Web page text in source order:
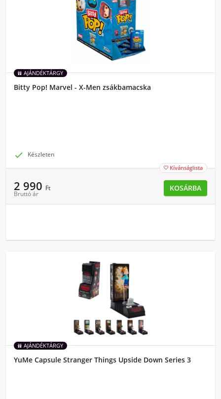
AJÁNDÉKTÁRGY
Bitty Pop! Marvel - X-Men zsákbamacska
 Készleten
 Kívánságlista
2 990 Ft
Bruttó ár
KOSÁRBA
AJÁNDÉKTÁRGY
YuMe Capsule Stranger Things Upside Down Series 3